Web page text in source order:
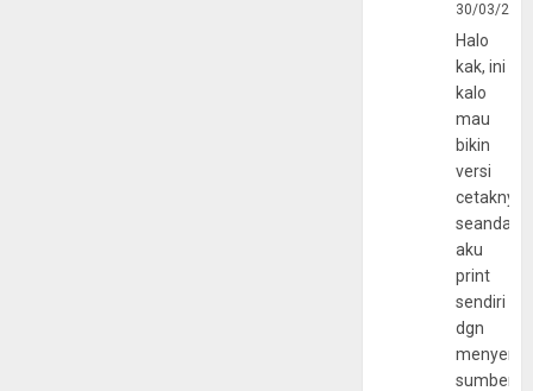
30/03/
Halo
kak, ini
kalo
mau
bikin
versi
cetaknya
aku
print
sendiri
dgn
sumber